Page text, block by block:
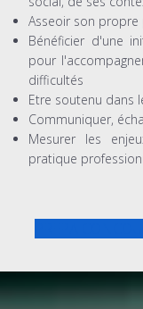
Asseoir son
Bénéficier d'une
pour
difficultés
Etre soutenu dans
Communiquer,
Mesurer les
pratique